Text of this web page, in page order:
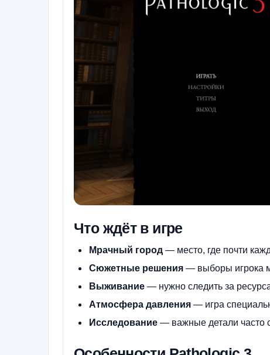
Что ждёт в игре
Мрачный город — место, где почти
Сюжетные решения — выборы игрока
Выживание — нужно следить за
Атмосфера давления — игра
Исследование — важные детали часто